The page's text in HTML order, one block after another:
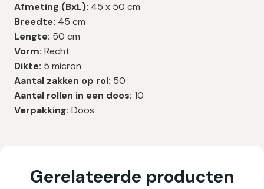
Afmeting (BxL): 45 x 50 cm
Breedte: 45 cm
Lengte: 50 cm
Vorm: Recht
Dikte: 5 micron
Aantal zakken op rol: 50
Aantal rollen in een doos: 10
Verpakking: Doos
Gerelateerde producten